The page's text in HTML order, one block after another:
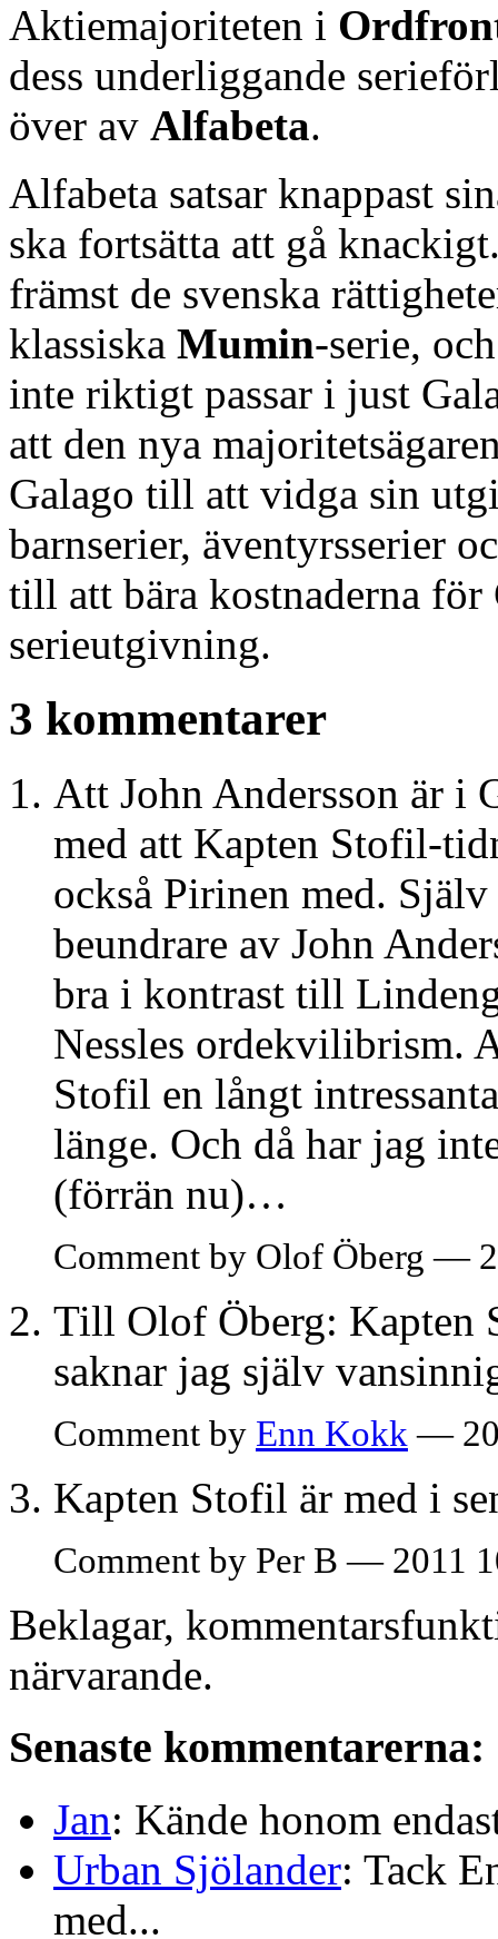
Aktiemajoriteten i
dess underliggande
över av Alfabeta.
Alfabeta satsar knappast
ska fortsätta att gå
främst de svenska
klassiska Mumin-serie,
inte riktigt passar i just
att den nya
Galago till att vidga sin
barnserier, äventyrsserier
till att bära kostnaderna för
serieutgivning.
3 kommentarer
Att John Andersson är i
med att Kapten Stofil-
också Pirinen med.
beundrare av John
bra i kontrast till
Nessles ordekvilibrism.
Stofil en långt
länge. Och då har jag
(förrän nu)…
Comment by Olof Öberg —
Till Olof Öberg: Kapten
saknar jag själv
Comment by Enn Kokk —
Kapten Stofil är med i
Comment by Per B — 2011
Beklagar,
närvarande.
Senaste kommentarerna:
Jan: Kände honom
Urban Sjölander: Tack
med...